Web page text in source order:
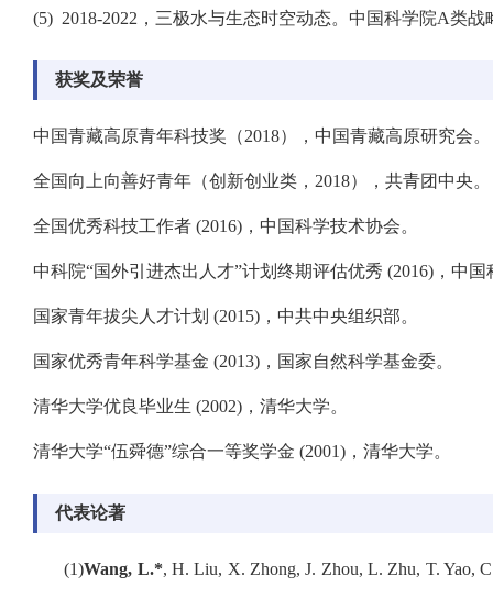
(5) 2018-2022，三极水与生态时空动态。中国科学院A类
获奖及荣誉
中国青藏高原青年科技奖（2018），中国青藏高原研究会。
全国向上向善好青年（创新创业类，2018），共青团中央。
全国优秀科技工作者 (2016)，中国科学技术协会。
中科院“国外引进杰出人才”计划终期评估优秀 (2016)，中国
国家青年拔尖人才计划 (2015)，中共中央组织部。
国家优秀青年科学基金 (2013)，国家自然科学基金委。
清华大学优良毕业生 (2002)，清华大学。
清华大学“伍舜德”综合一等奖学金 (2001)，清华大学。
代表论著
(1)Wang, L.*, H. Liu, X. Zhong, J. Zhou, L. Zhu, T. Yao,